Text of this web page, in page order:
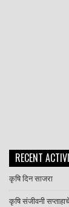
RECENT
कृषि दिन साजरा
कृषि संजीवनी